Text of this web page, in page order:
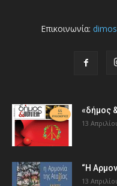
Επικοινωνία:
«δήμος
13
“Η
13